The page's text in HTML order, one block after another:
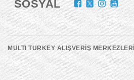
SOSYAL
MULTI TURKEY ALIŞVERİŞ MERKEZLERİ